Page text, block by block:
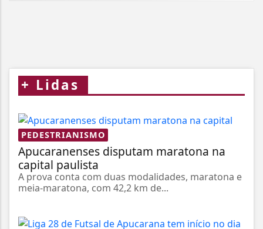
+ Lidas
PEDESTRIANISMO
Apucaranenses disputam maratona na
capital paulista
A prova conta com duas modalidades, maratona e
meia-maratona, com 42,2 km de...